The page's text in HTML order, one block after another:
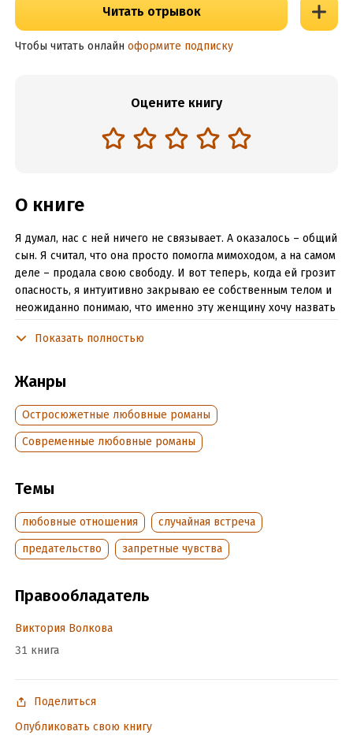
Читать отрывок
Чтобы читать онлайн оформите подписку
Оцените книгу
О книге
Я думал, нас с ней ничего не связывает. А оказалось – общий
сын. Я считал, что она просто помогла мимоходом, а на самом
деле – продала свою свободу. И вот теперь, когда ей грозит
опасность, я интуитивно закрываю ее собственным телом и
неожиданно понимаю, что именно эту женщину хочу назвать
если потеряю ее вновь?
адъютанта генерала Кирсанова.
Подробная информация
Объем:
Дата поступления:5 мая 2022
Время на чтение: 6ч.
Показать полностью
Жанры
Остросюжетные любовные романы
Современные любовные романы
Темы
любовные отношения
случайная встреча
предательство
запретные чувства
Правообладатель
Виктория Волкова
31 книга
Поделиться
Опубликовать свою книгу